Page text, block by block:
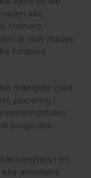
ikke
hvorved
at lade maden
fordeles.
mængder mad,
placering i
bruge den
benyttes i en
anbefales